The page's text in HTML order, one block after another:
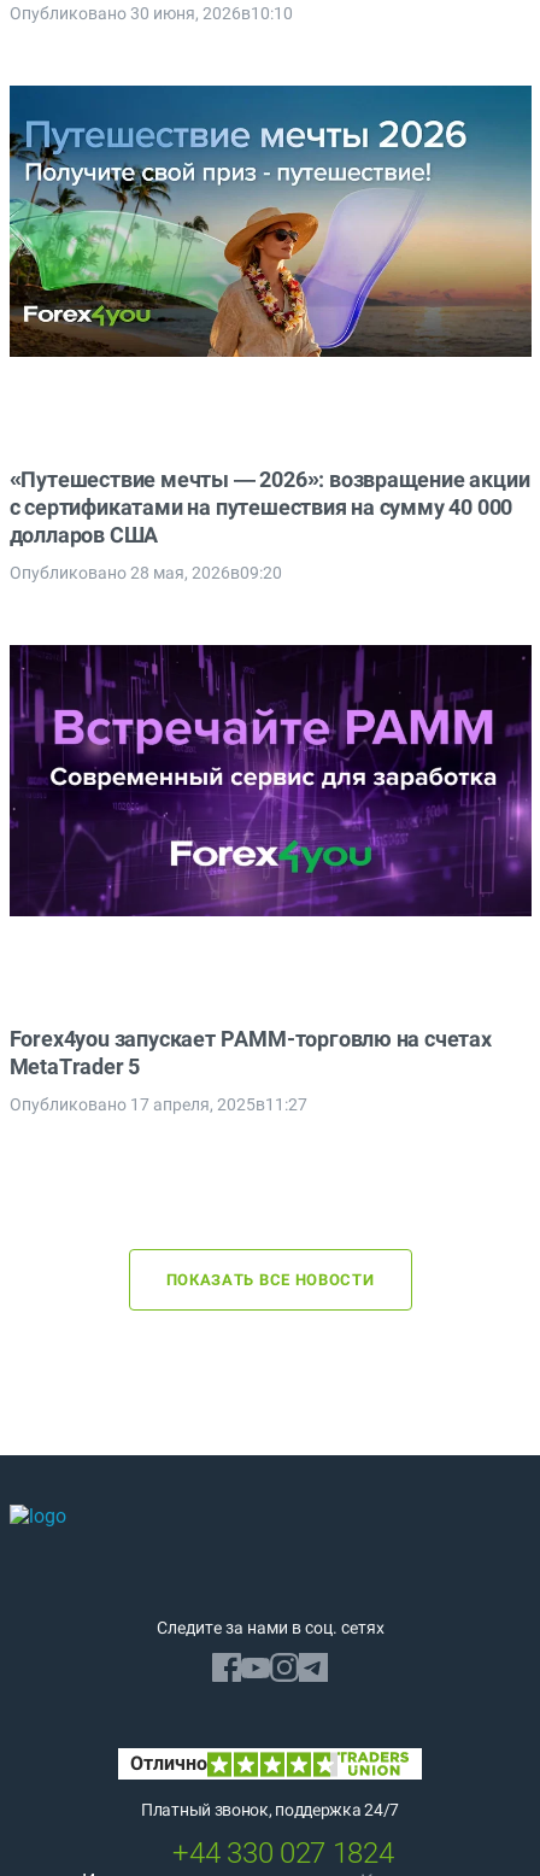
Опубликовано 30 июня, 2026в10:10
«Путешествие мечты — 2026»: возвращение акции
с сертификатами на путешествия на сумму 40 000
долларов США
Опубликовано 28 мая, 2026в09:20
Forex4you запускает PAMM-торговлю на счетах
MetaTrader 5
Опубликовано 17 апреля, 2025в11:27
ПОКАЗАТЬ ВСЕ НОВОСТИ
Следите за нами в соц. сетях
Платный звонок, поддержка 24/7
+44 330 027 1824